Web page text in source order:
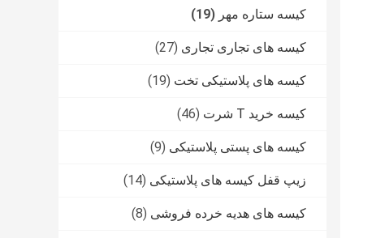
کیسه ستاره مهر (19)
کیسه های تجاری تجاری (27)
کیسه های پلاستیکی تخت (19)
کیسه خرید T شرت (46)
کیسه های پستی پلاستیکی (9)
زیپ قفل کیسه های پلاستیکی (14)
کیسه های هدیه خرده فروشی (8)